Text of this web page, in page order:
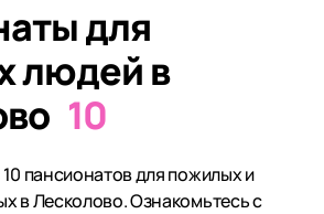
для
людей в
10
пансионатов для пожилых и
в Лесколово. Ознакомьтесь с